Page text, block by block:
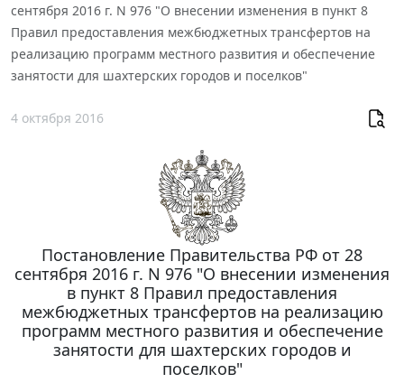
сентября 2016 г. N 976 "О внесении изменения в пункт 8
Правил предоставления межбюджетных трансфертов на
реализацию программ местного развития и обеспечение
занятости для шахтерских городов и поселков"
4 октября 2016
Постановление Правительства РФ от 28
сентября 2016 г. N 976 "О внесении изменения
в пункт 8 Правил предоставления
межбюджетных трансфертов на реализацию
программ местного развития и обеспечение
занятости для шахтерских городов и
поселков"